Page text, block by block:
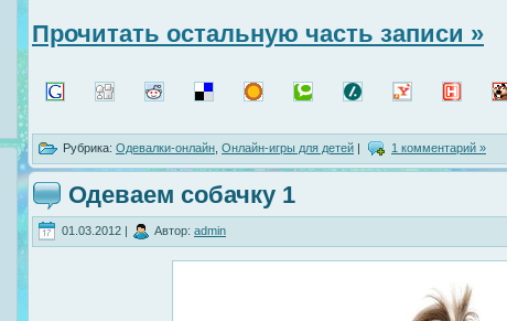
Прочитать остальную часть записи »
Рубрика: Одевалки-онлайн Онлайн-игры для детей 1 комментарий »
Одеваем собачку 1
01.03.2012 | Автор: admin